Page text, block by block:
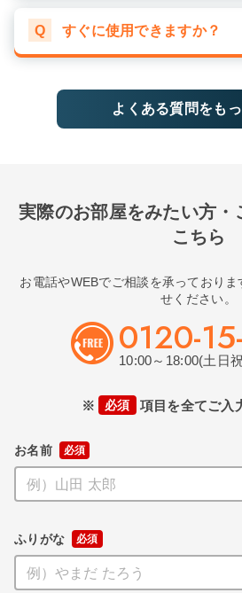
Q すぐに使用できますか？
よくある質問をも
実際のお部屋をみたい方・
こちら
お電話やWEBでご相談を承っており
せください。
0120-
10:00～18:00(土日
※ 必須 項目を全てご入
お名前
ふりがな